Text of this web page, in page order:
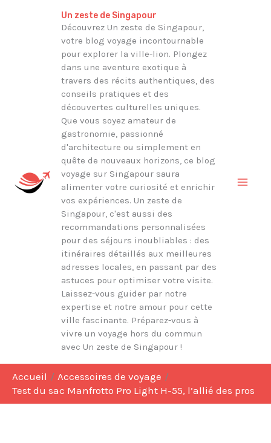
Un zeste de Singapour
Découvrez Un zeste de Singapour,
votre blog voyage incontournable
pour explorer la ville-lion. Plongez
dans une aventure exotique à
travers des récits authentiques, des
conseils pratiques et des
découvertes culturelles uniques.
Que vous soyez amateur de
gastronomie, passionné
d'architecture ou simplement en
quête de nouveaux horizons, ce blog
voyage sur Singapour saura
alimenter votre curiosité et enrichir
vos expériences. Un zeste de
Singapour, c'est aussi des
recommandations personnalisées
pour des séjours inoubliables : des
itinéraires détaillés aux meilleures
adresses locales, en passant par des
astuces pour optimiser votre visite.
Laissez-vous guider par notre
expertise et notre amour pour cette
ville fascinante. Préparez-vous à
vivre un voyage hors du commun
avec Un zeste de Singapour !
Accueil
Accessoires de voyage
Test du sac Manfrotto Pro Light H-55, l’allié des pros
Rechercher